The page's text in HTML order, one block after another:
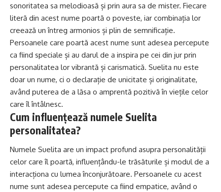
sonoritatea sa melodioasă și prin aura sa de mister. Fiecare
literă din acest nume poartă o poveste, iar combinația lor
creează un întreg armonios și plin de semnificație.
Persoanele care poartă acest nume sunt adesea percepute
ca fiind speciale și au darul de a inspira pe cei din jur prin
personalitatea lor vibrantă și carismatică. Suelita nu este
doar un nume, ci o declarație de unicitate și originalitate,
având puterea de a lăsa o amprentă pozitivă în viețile celor
care îl întâlnesc.
Cum influențează numele Suelita
personalitatea?
Numele Suelita are un impact profund asupra personalității
celor care îl poartă, influențându-le trăsăturile și modul de a
interacționa cu lumea înconjurătoare. Persoanele cu acest
nume sunt adesea percepute ca fiind empatice, având o